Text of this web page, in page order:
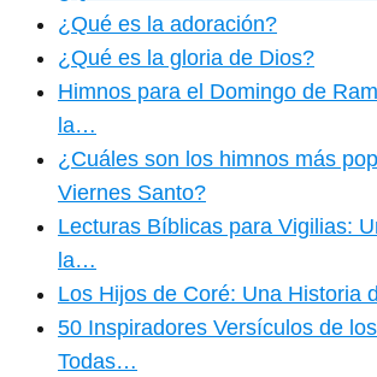
¿Qué es la adoración?
¿Qué es la gloria de Dios?
Himnos para el Domingo de
la…
¿Cuáles son los himnos más
Viernes Santo?
Lecturas Bíblicas para Vigilias:
la…
Los Hijos de Coré: Una Historia
50 Inspiradores Versículos de
Todas…